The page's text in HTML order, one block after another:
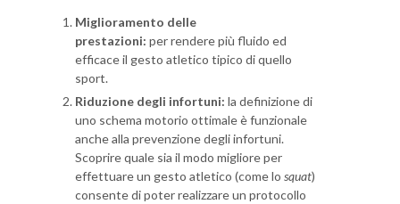
Miglioramento delle
prestazioni: per rendere più fluido ed
efficace il gesto atletico tipico di quello
sport.
Riduzione degli infortuni: la definizione di
uno schema motorio ottimale è funzionale
anche alla prevenzione degli infortuni.
Scoprire quale sia il modo migliore per
effettuare un gesto atletico (come lo squat)
consente di poter realizzare un protocollo